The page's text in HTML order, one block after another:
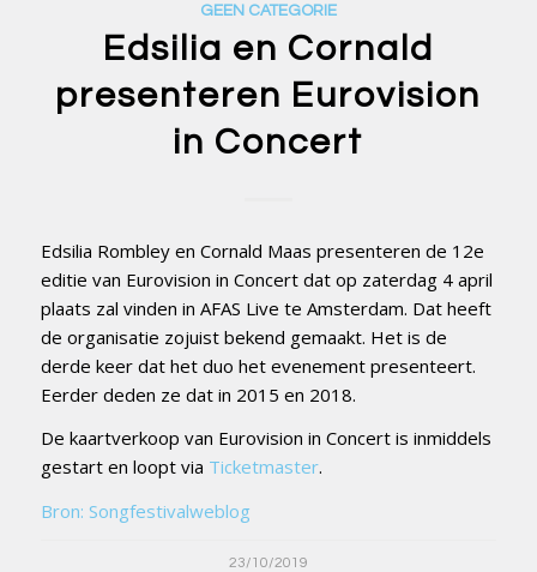
GEEN CATEGORIE
Edsilia en Cornald
presenteren Eurovision
in Concert
Edsilia Rombley en Cornald Maas presenteren de 12e
editie van Eurovision in Concert dat op zaterdag 4 april
plaats zal vinden in AFAS Live te Amsterdam. Dat heeft
de organisatie zojuist bekend gemaakt. Het is de
derde keer dat het duo het evenement presenteert.
Eerder deden ze dat in 2015 en 2018.
De kaartverkoop van Eurovision in Concert is inmiddels
gestart en loopt via Ticketmaster.
Bron: Songfestivalweblog
23/10/2019